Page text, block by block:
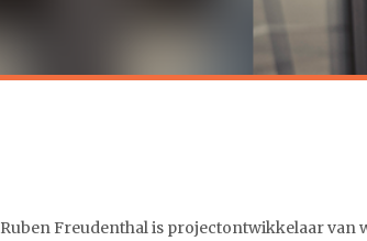
Ruben Freudenthal is projectontwikkelaar